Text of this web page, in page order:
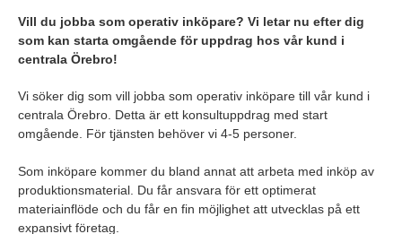
Vill du jobba som operativ inköpare? Vi letar nu efter dig
som kan starta omgående för uppdrag hos vår kund i
centrala Örebro!
Vi söker dig som vill jobba som operativ inköpare till vår kund i
centrala Örebro. Detta är ett konsultuppdrag med start
omgående. För tjänsten behöver vi 4-5 personer.
Som inköpare kommer du bland annat att arbeta med inköp av
produktionsmaterial. Du får ansvara för ett optimerat
materiainflöde och du får en fin möjlighet att utvecklas på ett
expansivt företag.